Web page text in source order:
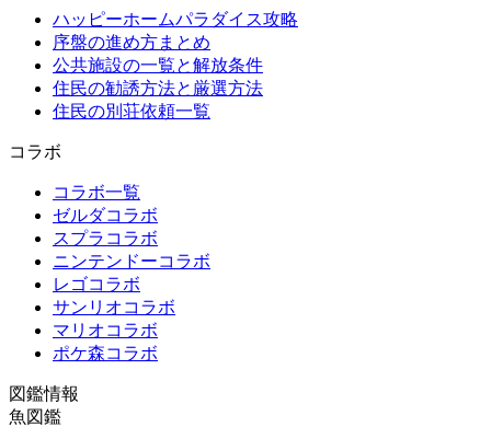
ハッピーホームパラダイス攻略
序盤の進め方まとめ
公共施設の一覧と解放条件
住民の勧誘方法と厳選方法
住民の別荘依頼一覧
コラボ
コラボ一覧
ゼルダコラボ
スプラコラボ
ニンテンドーコラボ
レゴコラボ
サンリオコラボ
マリオコラボ
ポケ森コラボ
図鑑情報
魚図鑑